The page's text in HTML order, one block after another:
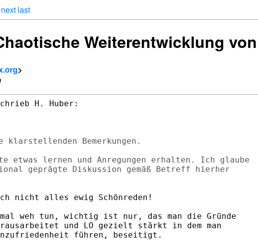
next last
Weiterentwicklung
>
Bemerkungen.
lernen und Anregungen erhalten. Ich glaube
geprägte Diskussion gemäß Betreff hierher
nicht alles ewig Schönreden!
mal weh tun, wichtig ist nur, das man die Gründe
und LO gezielt stärkt in dem man
führen, beseitigt.